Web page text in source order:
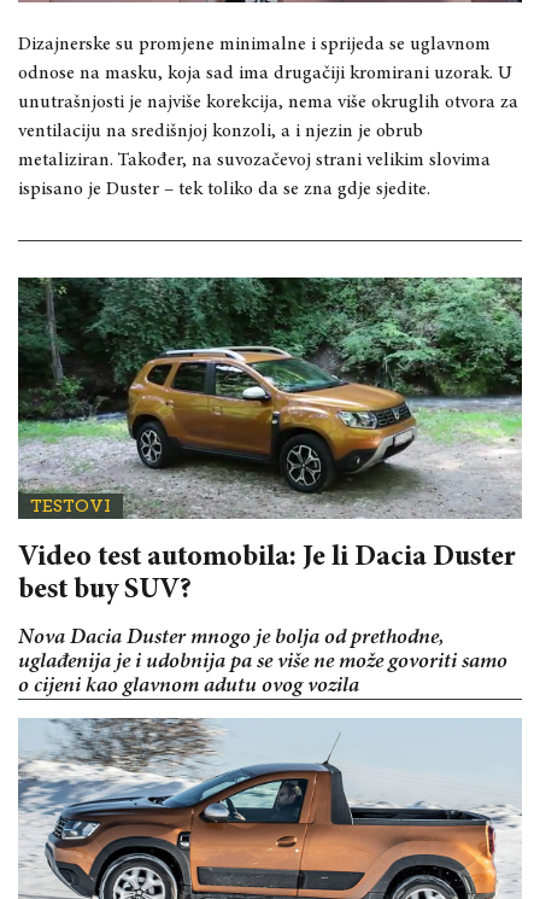
Dizajnerske su promjene minimalne i sprijeda se uglavnom
odnose na masku, koja sad ima drugačiji kromirani uzorak. U
unutrašnjosti je najviše korekcija, nema više okruglih otvora za
ventilaciju na središnjoj konzoli, a i njezin je obrub
metaliziran. Također, na suvozačevoj strani velikim slovima
ispisano je Duster – tek toliko da se zna gdje sjedite.
TESTOVI
Video test automobila: Je li Dacia Duster
best buy SUV?
Nova Dacia Duster mnogo je bolja od prethodne,
uglađenija je i udobnija pa se više ne može govoriti samo
o cijeni kao glavnom adutu ovog vozila